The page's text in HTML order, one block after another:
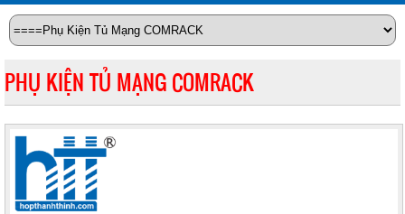
PHỤ KIỆN TỦ MẠNG COMRACK